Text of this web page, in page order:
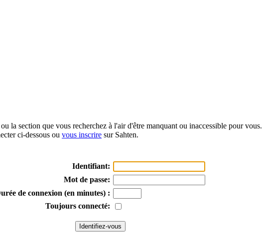
la section que vous recherchez à l'air d'être manquant ou inaccessible pour vous.
ci-dessous ou vous inscrire sur Sahten.
Identifiant:
Mot de passe:
de connexion (en minutes) :
Toujours connecté: